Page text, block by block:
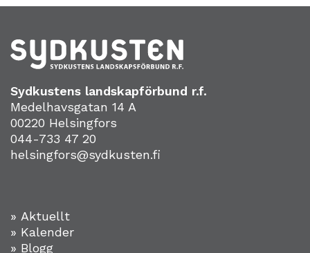
Sydkustens landskapförbund r.f.
Medelhavsgatan 14 A
00220 Helsingfors
044-733 47 20
helsingfors@sydkusten.fi
» Aktuellt
» Kalender
» Blogg